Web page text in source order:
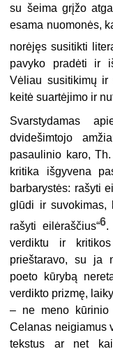
su šeima grįžo
esama nuomonės,
norėjęs susitikti
pavyko pradėti ir
Vėliau susitikimų ir
keitė suartėjimo ir
Svarstydamas
dvidešimtojo
pasaulinio karo,
kritika išgyvena
barbarystės: rašyti
glūdi ir suvokimas,
rašyti eilėraščius“6.
verdiktu ir
prieštaravo, su ja
poeto kūrybą
verdikto prizmę,
– ne meno
Celanas neigiamus
tekstus ar net